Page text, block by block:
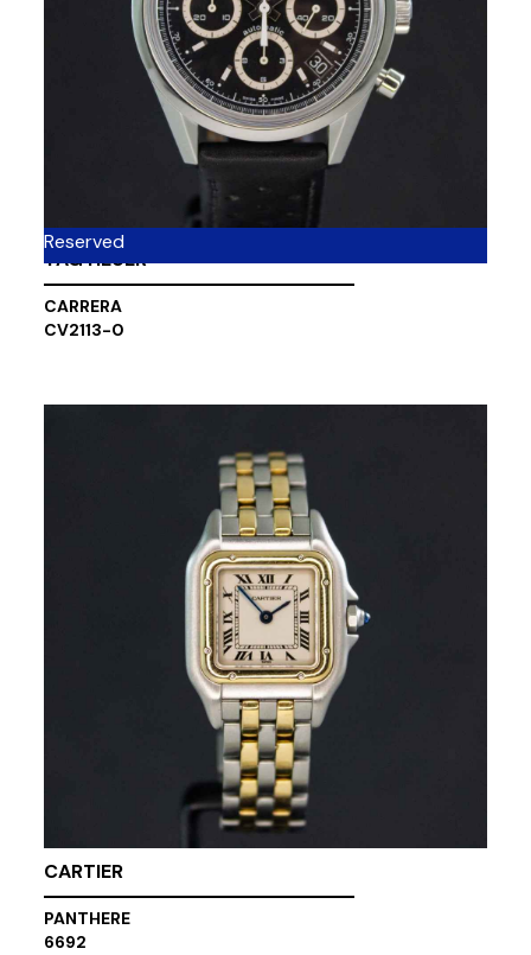
TAG HEUER
CARRERA
CV2113-0
Reserved
CARTIER
PANTHERE
6692